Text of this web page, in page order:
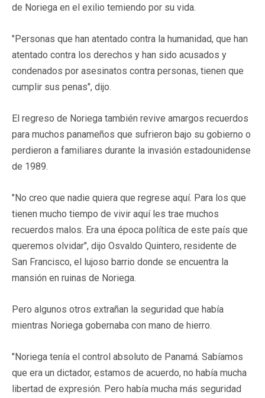
de Noriega en el exilio temiendo por su vida.
"Personas que han atentado contra la humanidad, que han
atentado contra los derechos y han sido acusados y
condenados por asesinatos contra personas, tienen que
cumplir sus penas", dijo.
El regreso de Noriega también revive amargos recuerdos
para muchos panameños que sufrieron bajo su gobierno o
perdieron a familiares durante la invasión estadounidense
de 1989.
"No creo que nadie quiera que regrese aquí. Para los que
tienen mucho tiempo de vivir aquí les trae muchos
recuerdos malos. Era una época política de este país que
queremos olvidar", dijo Osvaldo Quintero, residente de
San Francisco, el lujoso barrio donde se encuentra la
mansión en ruinas de Noriega.
Pero algunos otros extrañan la seguridad que había
mientras Noriega gobernaba con mano de hierro.
"Noriega tenía el control absoluto de Panamá. Sabíamos
que era un dictador, estamos de acuerdo, no había mucha
libertad de expresión. Pero había mucha más seguridad